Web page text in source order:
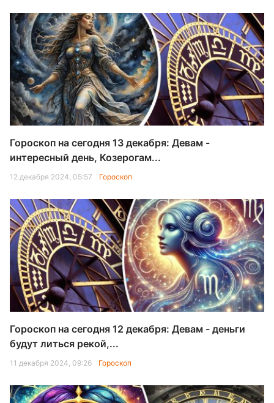
Гороскоп на сегодня 13 декабря: Девам -
интересный день, Козерогам...
12 декабря 2024, 05:57 Гороскоп
Гороскоп на сегодня 12 декабря: Девам - деньги
будут литься рекой,...
11 декабря 2024, 09:26 Гороскоп